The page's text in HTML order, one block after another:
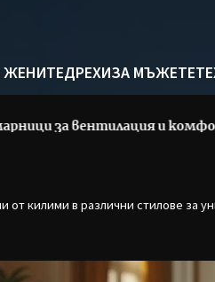
ЖЕНИТЕДРЕХИЗА МЪЖЕТЕ
и комфорт
от килими в различни стилове за